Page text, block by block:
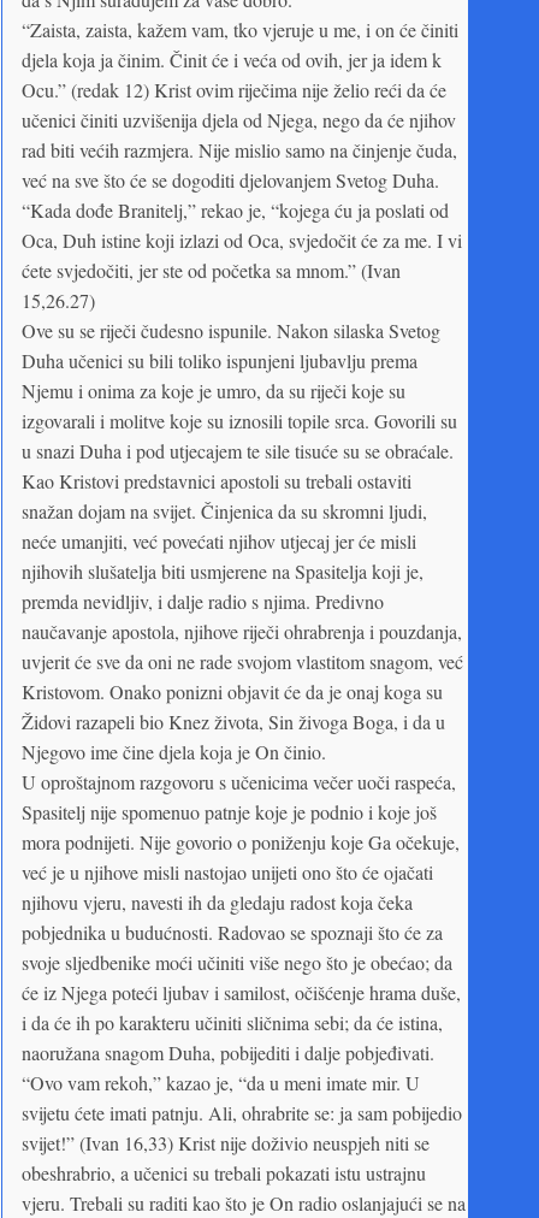
“Zaista, zaista, kažem vam, tko vjeruje u me, i on će činiti
djela koja ja činim. Činit će i veća od ovih, jer ja idem k
Ocu.” (redak 12) Krist ovim riječima nije želio reći da će
učenici činiti uzvišenija djela od Njega, nego da će njihov
rad biti većih razmjera. Nije mislio samo na činjenje čuda,
već na sve što će se dogoditi djelovanjem Svetog Duha.
“Kada dođe Branitelj,” rekao je, “kojega ću ja poslati od
Oca, Duh istine koji izlazi od Oca, svjedočit će za me. I vi
ćete svjedočiti, jer ste od početka sa mnom.” (Ivan
15,26.27)
Ove su se riječi čudesno ispunile. Nakon silaska Svetog
Duha učenici su bili toliko ispunjeni ljubavlju prema
Njemu i onima za koje je umro, da su riječi koje su
izgovarali i molitve koje su iznosili topile srca. Govorili su
u snazi Duha i pod utjecajem te sile tisuće su se obraćale.
Kao Kristovi predstavnici apostoli su trebali ostaviti
snažan dojam na svijet. Činjenica da su skromni ljudi,
neće umanjiti, već povećati njihov utjecaj jer će misli
njihovih slušatelja biti usmjerene na Spasitelja koji je,
premda nevidljiv, i dalje radio s njima. Predivno
naučavanje apostola, njihove riječi ohrabrenja i pouzdanja,
uvjerit će sve da oni ne rade svojom vlastitom snagom, već
Kristovom. Onako ponizni objavit će da je onaj koga su
Židovi razapeli bio Knez života, Sin živoga Boga, i da u
Njegovo ime čine djela koja je On činio.
U oproštajnom razgovoru s učenicima večer uoči raspeća,
Spasitelj nije spomenuo patnje koje je podnio i koje još
mora podnijeti. Nije govorio o poniženju koje Ga očekuje,
već je u njihove misli nastojao unijeti ono što će ojačati
njihovu vjeru, navesti ih da gledaju radost koja čeka
pobjednika u budućnosti. Radovao se spoznaji što će za
svoje sljedbenike moći učiniti više nego što je obećao; da
će iz Njega poteći ljubav i samilost, očišćenje hrama duše,
i da će ih po karakteru učiniti sličnima sebi; da će istina,
naoružana snagom Duha, pobijediti i dalje pobjeđivati.
“Ovo vam rekoh,” kazao je, “da u meni imate mir. U
svijetu ćete imati patnju. Ali, ohrabrite se: ja sam pobijedio
svijet!” (Ivan 16,33) Krist nije doživio neuspjeh niti se
obeshrabrio, a učenici su trebali pokazati istu ustrajnu
vjeru. Trebali su raditi kao što je On radio oslanjajući se na